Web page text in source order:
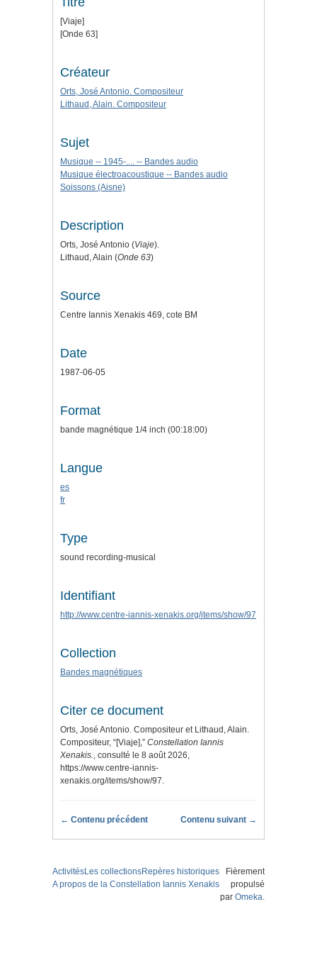
[Viaje]
[Onde 63]
Créateur
Orts, José Antonio. Compositeur
Lithaud, Alain. Compositeur
Sujet
Musique -- 1945-.... -- Bandes audio
Musique électroacoustique -- Bandes audio
Soissons (Aisne)
Description
Orts, José Antonio (Viaje).
Lithaud, Alain (Onde 63)
Source
Centre Iannis Xenakis 469, cote BM
Date
1987-06-05
Format
bande magnétique 1/4 inch (00:18:00)
Langue
es
fr
Type
sound recording-musical
Identifiant
http://www.centre-iannis-xenakis.org/items/show/97
Collection
Bandes magnétiques
Citer ce document
Orts, José Antonio. Compositeur et Lithaud, Alain.
Compositeur, “[Viaje],” Constellation Iannis
Xenakis., consulté le 8 août 2026,
https://www.centre-iannis-
xenakis.org/items/show/97.
← Contenu précédent Contenu suivant →
ActivitésLes collectionsRepères historiques
A propos de la Constellation Iannis Xenakis
Fièrement
propulsé
par Omeka.